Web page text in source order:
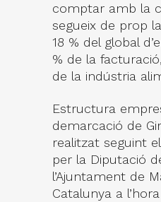
comptar amb la
segueix de prop
18 % del global
% de la
de la indústria
Estructura
demarcació de
realitzat seguint
per la Diputació
l’Ajuntament de
Catalunya a